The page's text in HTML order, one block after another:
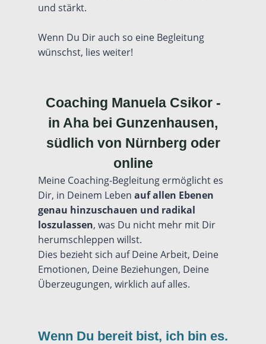
und stärkt.
Wenn Du Dir auch so eine Begleitung
wünschst, lies weiter!
Coaching Manuela Csikor -
in Aha bei Gunzenhausen,
südlich von Nürnberg oder
online
Meine Coaching-Begleitung ermöglicht es
Dir, in Deinem Leben auf allen Ebenen
genau hinzuschauen und radikal
loszulassen, was Du nicht mehr mit Dir
herumschleppen willst.
Dies bezieht sich auf Deine Arbeit, Deine
Emotionen, Deine Beziehungen, Deine
Überzeugungen, wirklich auf alles.
Wenn Du bereit bist, ich bin es.